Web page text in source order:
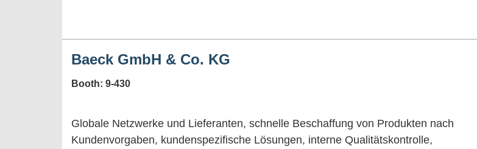
Baeck GmbH & Co. KG
Booth: 9-430
Globale Netzwerke und Lieferanten, schnelle Beschaffung von Produkten nach
Kundenvorgaben, kundenspezifische Lösungen, interne Qualitätskontrolle,